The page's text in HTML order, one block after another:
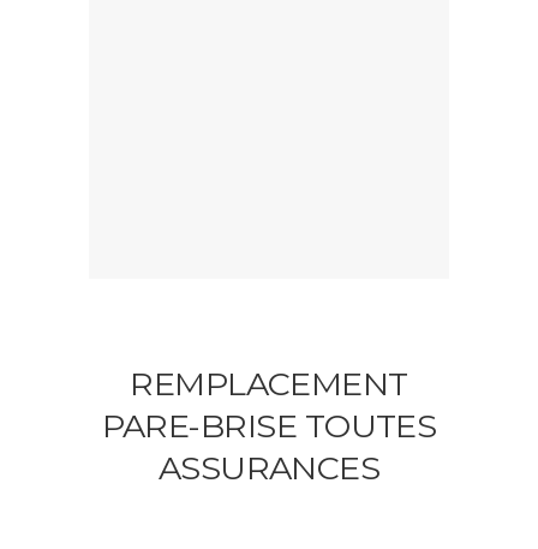
REMPLACEMENT
PARE-BRISE TOUTES
ASSURANCES